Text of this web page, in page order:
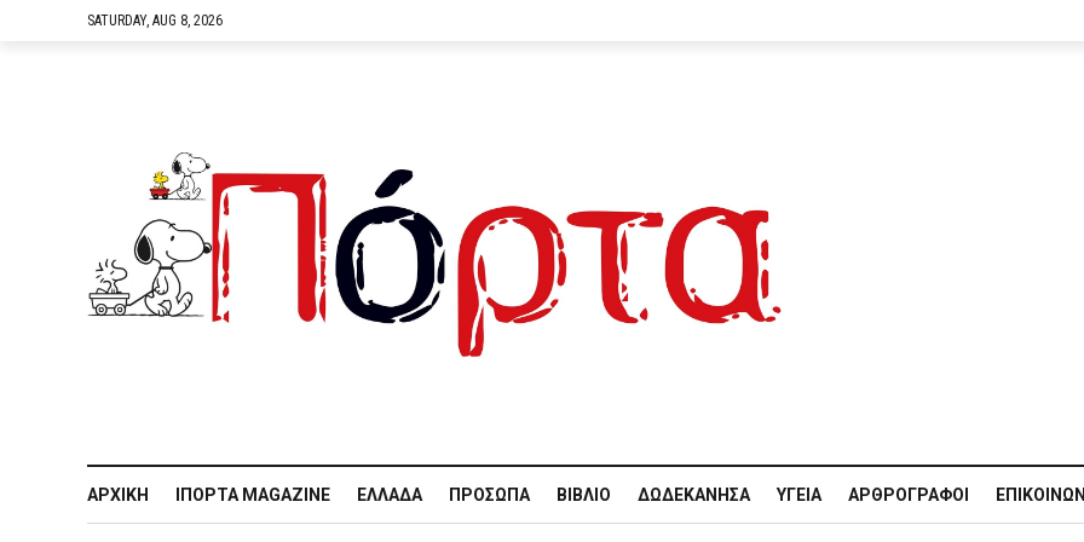
SATURDAY, AUG 8, 2026
ΑΡΧΙΚΉ IΠΌΡΤΑ MAGAZINE ΕΛΛΆΔΑ ΠΡΌΣΩΠΑ ΒΙΒΛΊΟ ΔΩΔΕΚΆΝΗΣΑ ΥΓΕΊΑ ΑΡΘΡΟΓΡΆΦΟΙ